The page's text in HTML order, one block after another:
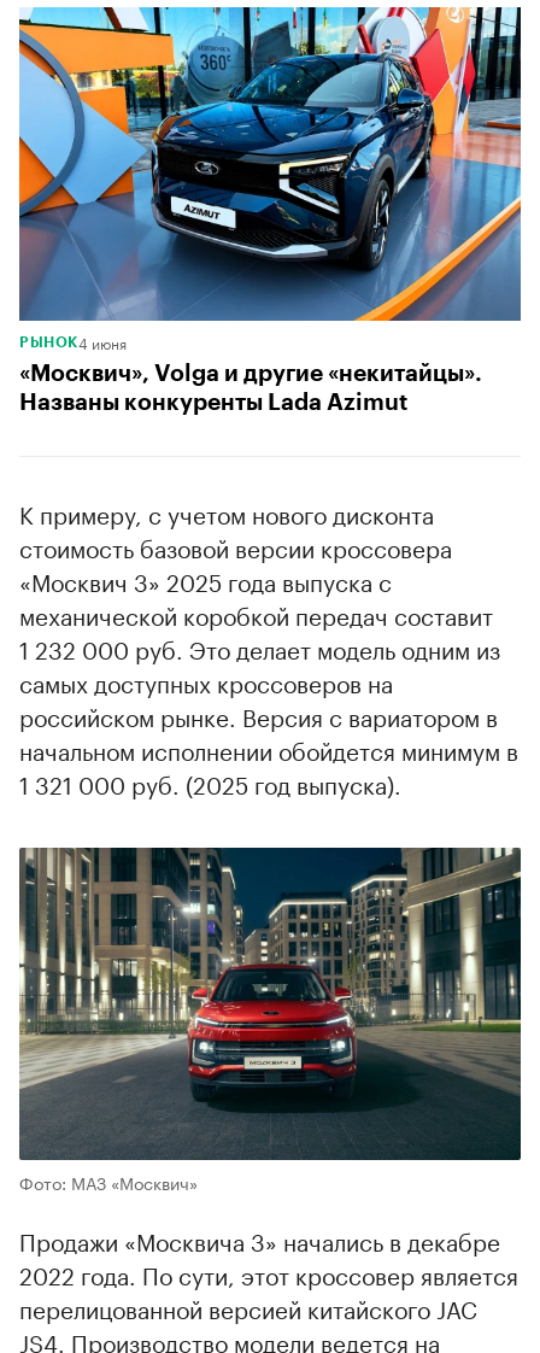
РЫНОК4 июня
«Москвич», Volga и другие «некитайцы».
Названы конкуренты Lada Azimut
К примеру, с учетом нового дисконта
стоимость базовой версии кроссовера
«Москвич 3» 2025 года выпуска с
механической коробкой передач составит
1 232 000 руб. Это делает модель одним из
самых доступных кроссоверов на
российском рынке. Версия с вариатором в
начальном исполнении обойдется минимум в
1 321 000 руб. (2025 год выпуска).
Фото: МАЗ «Москвич»
Продажи «Москвича 3» начались в декабре
2022 года. По сути, этот кроссовер является
перелицованной версией китайского JAC
JS4. Производство модели ведется на